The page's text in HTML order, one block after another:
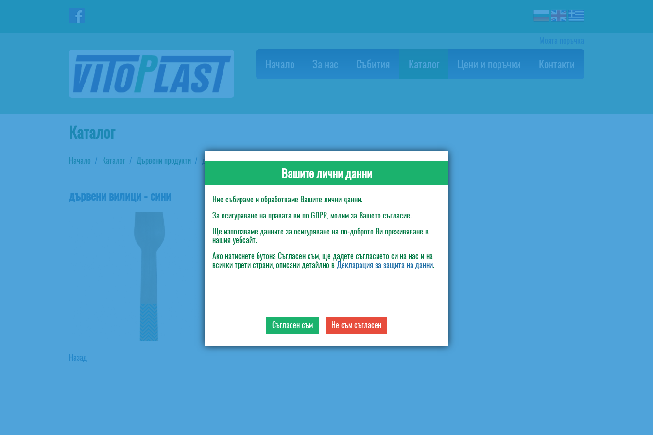
Вашите лични данни
Ние събираме и обработваме Вашите лични данни.
За осигуряване на правата ви по GDPR, молим за Вашето съгласие.
Ще използваме данните за осигуряване на по-доброто Ви преживяване в
нашия уебсайт.
Ако натиснете бутона Съгласен съм, ще дадете съгласието си на нас и на
всички трети страни, описани детайлно вДекларация за защита на данни.
Съгласен съм Не съм съгласен
Начало За нас Събития Каталог Цени и поръчки Контакти
Каталог
Начало Каталог Дървени продукти дървени вилици - сини
дървени вилици - сини
Липсва описание в тази секция на продукта!
Назад